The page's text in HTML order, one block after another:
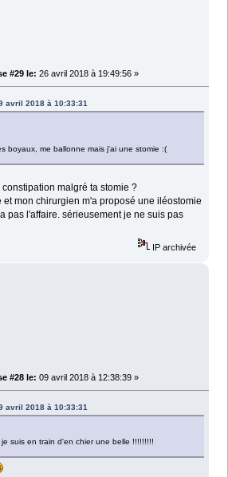
#29 le: 26 avril 2018 à 19:49:56 »
avril 2018 à 10:33:31
boyaux, me ballonne mais j'ai une stomie :(
malgré ta stomie ?
et mon chirurgien m'a proposé une iléostomie
pas l'affaire. sérieusement je ne suis pas
IP archivée
#28 le: 09 avril 2018 à 12:38:39 »
avril 2018 à 10:33:31
suis en train d'en chier une belle !!!!!!!!!